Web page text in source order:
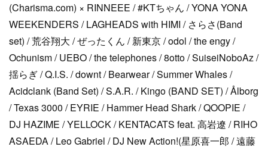
(Charisma.com) × RINNEEE / #KTちゃん / YONA YONA
WEEKENDERS / LAGHEADS with HIMI / さらさ(Band
set) / 荒谷翔大 / ぜったくん / 新東京 / odol / the engy /
Ochunism / UEBO / the telephones / 8otto / SuiseiNoboAz /
揺らぎ / Q.I.S. / downt / Bearwear / Summer Whales /
Acidclank (Band Set) / S.A.R. / Kingo (BAND SET) / Ålborg
/ Texas 3000 / EYRIE / Hammer Head Shark / QOOPIE /
DJ HAZIME / YELLOCK / KENTACATS feat. 高岩遼 / RIHO
ASAEDA / Leo Gabriel / DJ New Action!(星原喜一郎 / 遠藤